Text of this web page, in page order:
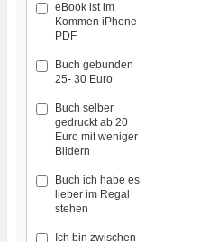
eBook ist im
Kommen iPhone
PDF
Buch gebunden
25- 30 Euro
Buch selber
gedruckt ab 20
Euro mit weniger
Bildern
Buch ich habe es
lieber im Regal
stehen
Ich bin zwischen